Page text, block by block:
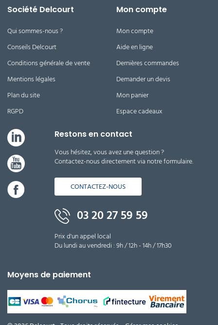
Société Delcourt
Qui sommes-nous ?
Conseils Delcourt
Conditions générale de vente
Mentions légales
Plan du site
RGPD
Mon compte
Mon compte
Aide en ligne
Dernières commandes
Demander un devis
Mon panier
Espace cadeaux
Restons en contact
Vous hésitez, vous avez une question ?
Contactez-nous directement via notre formulaire.
CONTACTEZ-NOUS
03 20 27 59 59
Prix d'un appel local
Du lundi au vendredi : 9h / 12h - 14h / 17h30
Moyens de paiement